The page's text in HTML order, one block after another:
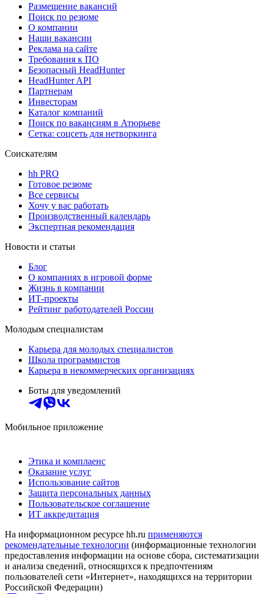
Размещение вакансий
Поиск по резюме
О компании
Наши вакансии
Реклама на сайте
Требования к ПО
Безопасный HeadHunter
HeadHunter API
Партнерам
Инвесторам
Каталог компаний
Поиск по вакансиям в Атюрьеве
Сетка: соцсеть для нетворкинга
Соискателям
hh PRO
Готовое резюме
Все сервисы
Хочу у вас работать
Производственный календарь
Экспертная рекомендация
Новости и статьи
Блог
О компаниях в игровой форме
Жизнь в компании
ИТ-проекты
Рейтинг работодателей России
Молодым специалистам
Карьера для молодых специалистов
Школа программистов
Карьера в некоммерческих организациях
Боты для уведомлений
Мобильное приложение
Этика и комплаенс
Оказание услуг
Использование сайтов
Защита персональных данных
Пользовательское соглашение
ИТ аккредитация
На информационном ресурсе hh.ru применяются
рекомендательные технологии (информационные технологии
предоставления информации на основе сбора, систематизации
и анализа сведений, относящихся к предпочтениям
пользователей сети «Интернет», находящихся на территории
Российской Федерации)